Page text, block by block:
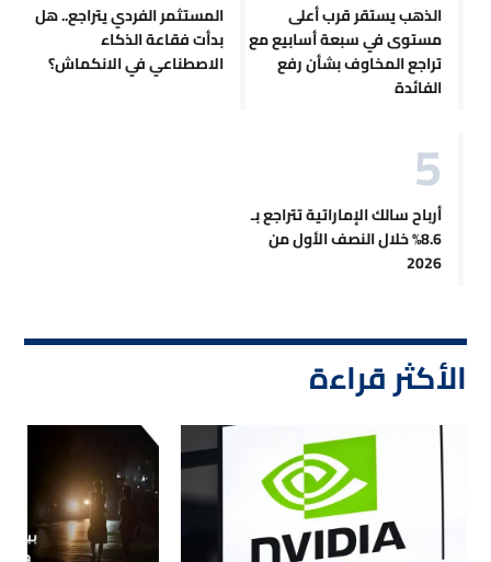
الذهب يستقر قرب أعلى
مستوى في سبعة أسابيع مع
تراجع المخاوف بشأن رفع
الفائدة
المستثمر الفردي يتراجع.. هل
بدأت فقاعة الذكاء
الاصطناعي في الانكماش؟
أرباح سالك الإماراتية تتراجع بـ
8.6% خلال النصف الأول من
2026
الأكثر قراءة